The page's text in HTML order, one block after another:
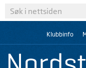
Klubbinfo